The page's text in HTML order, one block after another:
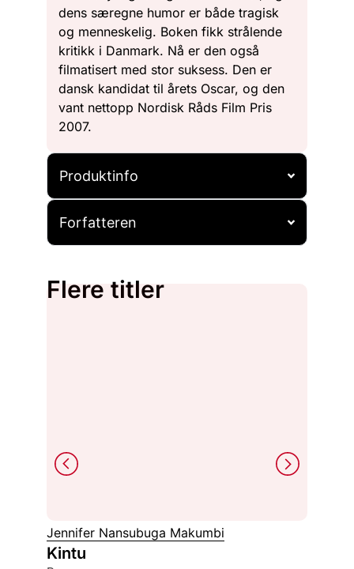
dens særegne humor er både tragisk
og menneskelig. Boken fikk strålende
kritikk i Danmark. Nå er den også
filmatisert med stor suksess. Den er
dansk kandidat til årets Oscar, og den
vant nettopp Nordisk Råds Film Pris
2007.
Produktinfo
Forfatteren
Flere titler
Jennifer Nansubuga Makumbi
Kintu